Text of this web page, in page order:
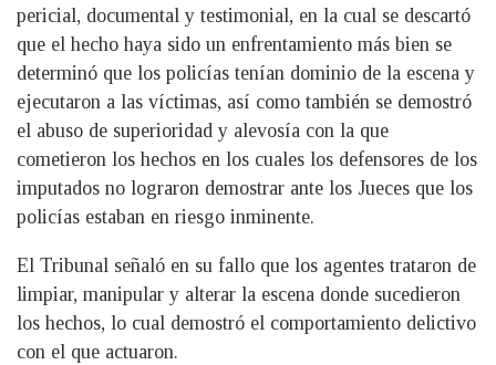
pericial, documental y testimonial, en la cual se descartó
que el hecho haya sido un enfrentamiento más bien se
determinó que los policías tenían dominio de la escena y
ejecutaron a las víctimas, así como también se demostró
el abuso de superioridad y alevosía con la que
cometieron los hechos en los cuales los defensores de los
imputados no lograron demostrar ante los Jueces que los
policías estaban en riesgo inminente.
El Tribunal señaló en su fallo que los agentes trataron de
limpiar, manipular y alterar la escena donde sucedieron
los hechos, lo cual demostró el comportamiento delictivo
con el que actuaron.